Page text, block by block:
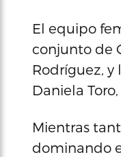
El equipo
conjunto de
Rodríguez,
Daniela
Mientras
dominando